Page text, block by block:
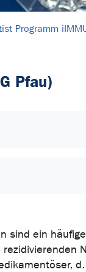
Programm
Pfau)
sind ein